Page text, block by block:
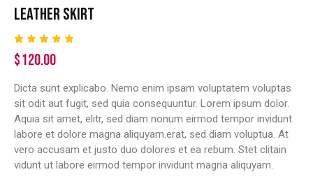
LEATHER SKIRT
Valutato
5.00su
base di
1
recensio
ni
$120.00
Dicta sunt explicabo. Nemo enim ipsam voluptatem voluptas
sit odit aut fugit, sed quia consequuntur. Lorem ipsum dolor.
Aquia sit amet, elitr, sed diam nonum eirmod tempor invidunt
labore et dolore magna aliquyam.erat, sed diam voluptua. At
vero accusam et justo duo dolores et ea rebum. Stet clitain
vidunt ut labore eirmod tempor invidunt magna aliquyam.